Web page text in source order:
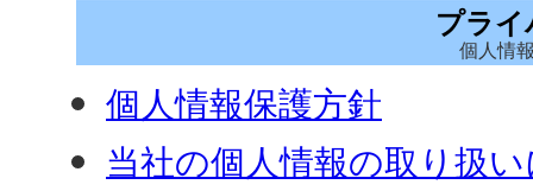
プラ
個人情
個人情報保護方針
当社の個人情報の取り扱